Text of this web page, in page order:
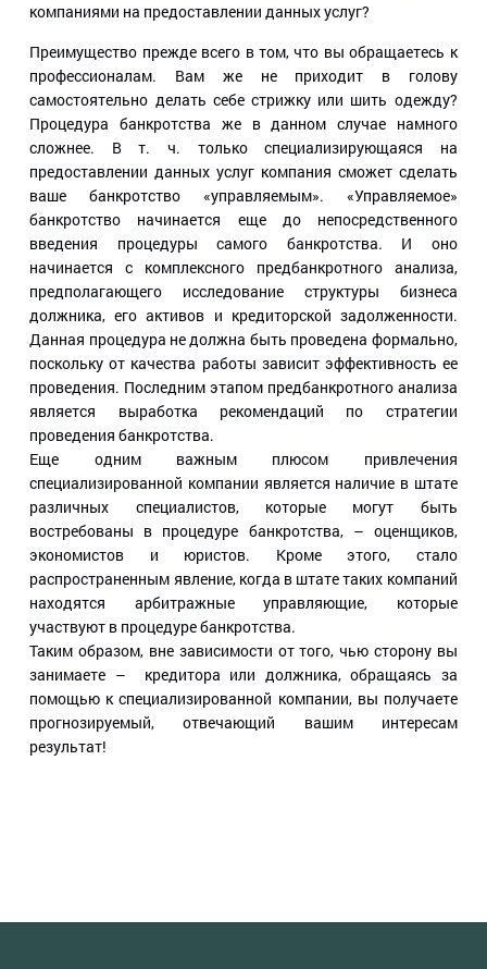
компаниями на предоставлении данных услуг?
Преимущество прежде всего в том, что вы обращаетесь к
профессионалам. Вам же не приходит в голову
самостоятельно делать себе стрижку или шить одежду?
Процедура банкротства же в данном случае намного
сложнее. В т. ч. только специализирующаяся на
предоставлении данных услуг компания сможет сделать
ваше банкротство «управляемым». «Управляемое»
банкротство начинается еще до непосредственного
введения процедуры самого банкротства. И оно
начинается с комплексного предбанкротного анализа,
предполагающего исследование структуры бизнеса
должника, его активов и кредиторской задолженности.
Данная процедура не должна быть проведена формально,
поскольку от качества работы зависит эффективность ее
проведения. Последним этапом предбанкротного анализа
является выработка рекомендаций по стратегии
проведения банкротства.
Еще одним важным плюсом привлечения
специализированной компании является наличие в штате
различных специалистов, которые могут быть
востребованы в процедуре банкротства, – оценщиков,
экономистов и юристов. Кроме этого, стало
распространенным явление, когда в штате таких компаний
находятся арбитражные управляющие, которые
участвуют в процедуре банкротства.
Таким образом, вне зависимости от того, чью сторону вы
занимаете – кредитора или должника, обращаясь за
помощью к специализированной компании, вы получаете
прогнозируемый, отвечающий вашим интересам
результат!